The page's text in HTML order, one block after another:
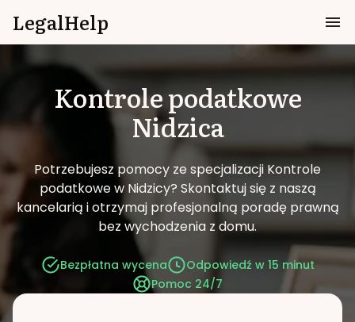
LegalHelp
Kontrole podatkowe
Nidzica
Potrzebujesz pomocy ze specjalizacji Kontrole
podatkowe w Nidzicy? Skontaktuj się z naszą
kancelarią i otrzymaj profesjonalną poradę prawną
bez wychodzenia z domu.
Bezpłatna wycena
Odpowiedź w 15 minut
Pomoc 24/7